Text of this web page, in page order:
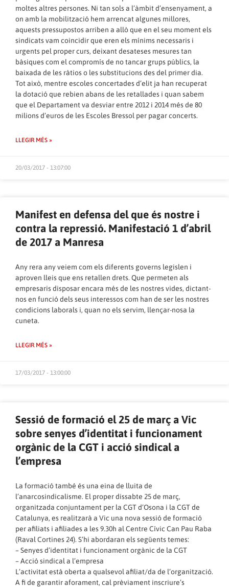
moltes altres persones. Ni tan sols a l’àmbit d’ensenyament, a
on amb la mobilització hem arrencat algunes millores,
aquests pressupostos arriben a allò que en el seu moment els
sindicats vam coincidir que eren els mínims necessaris i
urgents pel proper curs, deixant desateses mesures tan
bàsiques com el compromís de no tancar grups públics, la
baixada de les ràtios o les substitucions des del primer dia.
Tot això, mentre escoles concertades d’elit ja han recuperat
la dotació que rebien abans de les retallades i quan sabem
que el Departament va desviar entre 2012 i 2014 més de 80
milions d’euros de les Escoles Bressol per pagar concerts.
LLEGIR MÉS »
20/03/2017 - 13:07:00
Manifest en defensa del que és nostre i
contra la repressió. Manifestació 1 d’abril
de 2017 a Manresa
Any rera any veiem com els diferents governs legislen i
aproven lleis que ens retallen drets. Que permeten als
empresaris disposar encara més de les nostres vides, dictant-
nos en funció dels seus interessos com han de ser les nostres
condicions laborals i, quan no els servim, llençar-nosa la
cuneta.
LLEGIR MÉS »
17/03/2017 - 13:00:00
Sessió de formació el 25 de març a Vic
sobre senyes d’identitat i funcionament
orgànic de la CGT i acció sindical a
l’empresa
La formació també és una eina de lluita de
l’anarcosindicalisme. El proper dissabte 25 de març,
organitzada conjuntament per la CGT d’Osona i la CGT de
Catalunya, es realitzarà a Vic una nova sessió de formació
per afiliats i afiliades a les 9.30h al Centre Cívic Can Pau Raba
(Raval Cortines 24). S’hi abordaran els següents temes:
– Senyes d’identitat i funcionament orgànic de la CGT
– Acció sindical a l’empresa
L’activitat està oberta a qualsevol afiliat/da de l’organització.
A fi de garantir aforament, cal prèviament inscriure’s